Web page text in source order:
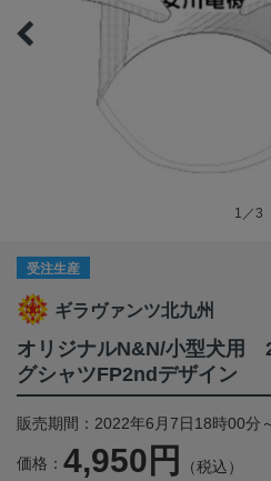
1／3
受注生産
ギラヴァンツ北九州
オリジナルN&N/小型犬用
グシャツFP2ndデザイン
販売期間：2022年6月7日18時00分
価格： 4,950円 （税込）